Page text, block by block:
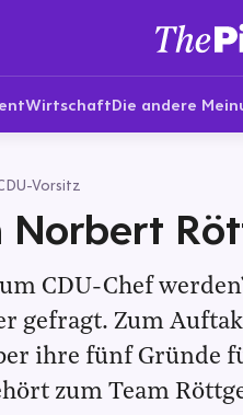
WirtschaftDie andere
Vorsitz
Norbert
CDU-Chef
gefragt. Zum
ihre fünf Gründe
zum Team